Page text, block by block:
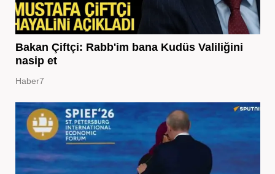
Bakan Çiftçi: Rabb'im bana Kudüs Valiliğini
nasip et
Haber7